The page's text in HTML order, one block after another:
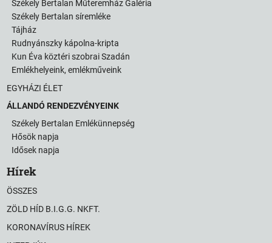
Székely Bertalan Műteremház Galéria
Székely Bertalan síremléke
Tájház
Rudnyánszky kápolna-kripta
Kun Éva köztéri szobrai Szadán
Emlékhelyeink, emlékműveink
EGYHÁZI ÉLET
ÁLLANDÓ RENDEZVÉNYEINK
Székely Bertalan Emlékünnepség
Hősök napja
Idősek napja
Hírek
ÖSSZES
ZÖLD HÍD B.I.G.G. NKFT.
KORONAVÍRUS HÍREK